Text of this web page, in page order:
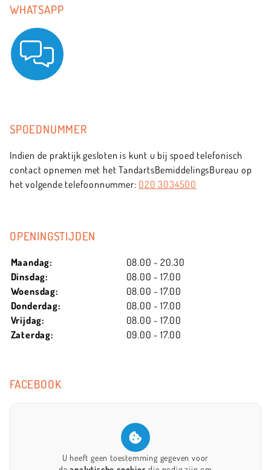
WHATSAPP
SPOEDNUMMER
Indien de praktijk gesloten is kunt u bij spoed telefonisch
contact opnemen met het TandartsBemiddelingsBureau op
het volgende telefoonnummer: 020 3034500
OPENINGSTIJDEN
Maandag:
08.00 - 20.30
Dinsdag:
08.00 - 17.00
Woensdag:
08.00 - 17.00
Donderdag:
08.00 - 17.00
Vrijdag:
08.00 - 17.00
Zaterdag:
09.00 - 17.00
FACEBOOK
U heeft geen toestemming gegeven voor